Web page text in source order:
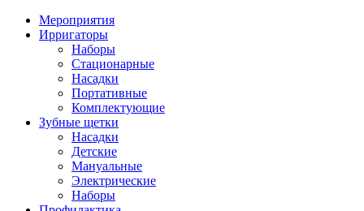
Мероприятия
Ирригаторы
Наборы
Стационарные
Насадки
Портативные
Комплектующие
Зубные щетки
Насадки
Детские
Мануальные
Электрические
Наборы